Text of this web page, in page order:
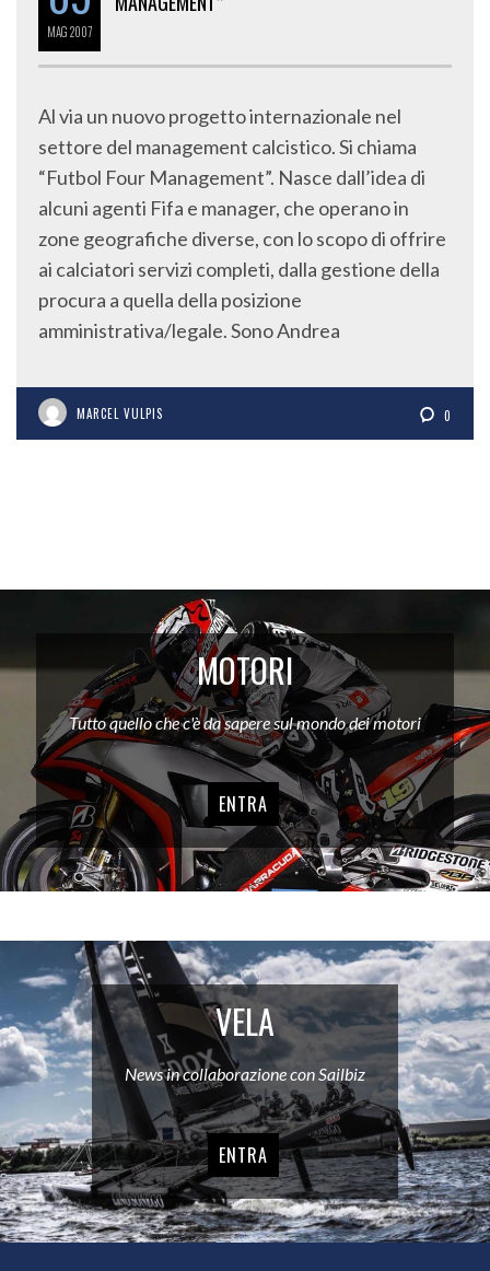
MAG2007
Al via un nuovo progetto internazionale nel
settore del management calcistico. Si chiama
“Futbol Four Management”. Nasce dall’idea di
alcuni agenti Fifa e manager, che operano in
zone geografiche diverse, con lo scopo di offrire
ai calciatori servizi completi, dalla gestione della
procura a quella della posizione
amministrativa/legale. Sono Andrea
MARCEL VULPIS 0
MOTORI
Tutto quello che c'è da sapere sul mondo dei motori
ENTRA
VELA
News in collaborazione con Sailbiz
ENTRA